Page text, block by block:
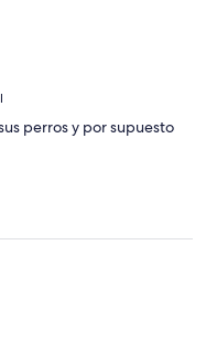
perros y por supuesto